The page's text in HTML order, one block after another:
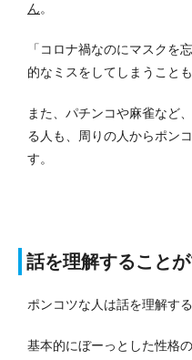
ん。
「コロナ禍なのにマスクを
的なミスをしてしまうこと
また、パチンコや麻雀など
る人も、周りの人からポン
す。
話を理解すること
ポンコツな人は話を理解す
基本的にぼーっとした性格